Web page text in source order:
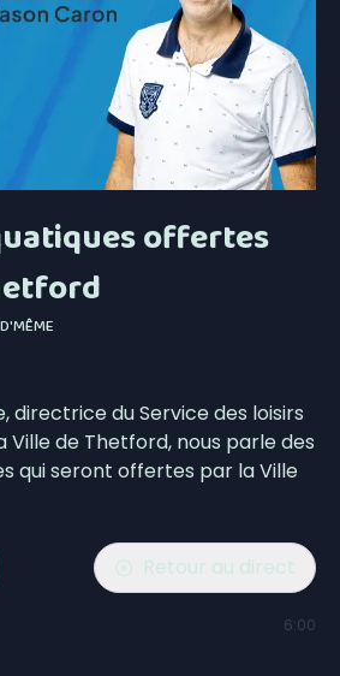
offertes
directrice du Service des loisirs
Ville de Thetford, nous parle des
qui seront offertes par la Ville
Retour au direct
6:00